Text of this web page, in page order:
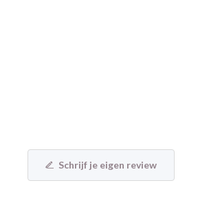
Schrijf je eigen review